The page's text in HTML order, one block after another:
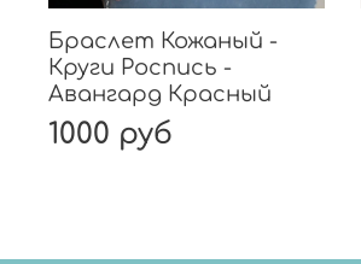
Браслет Кожаный -
Круги Роспись -
Авангард Красный
1000 руб